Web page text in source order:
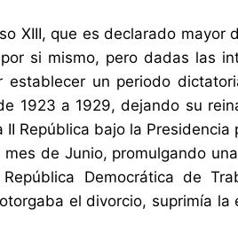
XIII, que es declarado
si mismo, pero dadas las
un periodo
1923 a 1929, dejando su
República bajo la
de Junio, promulgando
Democrática de
el divorcio, suprimía